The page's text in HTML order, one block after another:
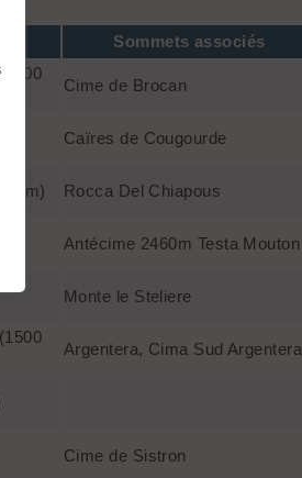
Sommets associés
Cime de Brocan
Caïres de Cougourde
m) Rocca Del Chiapous
Antécime 2460m Testa Mouton
Monte le Steliere
Argentera, Cima Sud Argentera
Cime de Sistron